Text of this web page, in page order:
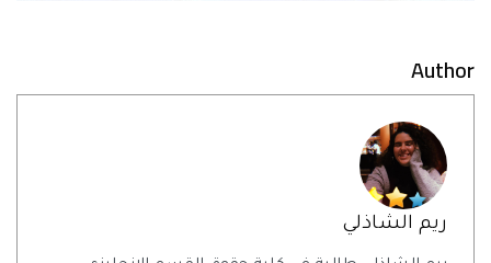
Author
ريم الشاذلي